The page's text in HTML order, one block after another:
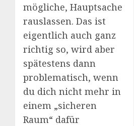
mögliche, Hauptsache
rauslassen. Das ist
eigentlich auch ganz
richtig so, wird aber
spätestens dann
problematisch, wenn
du dich nicht mehr in
einem „sicheren
Raum“ dafür